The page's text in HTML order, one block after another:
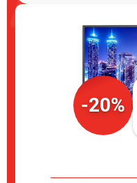
-20%